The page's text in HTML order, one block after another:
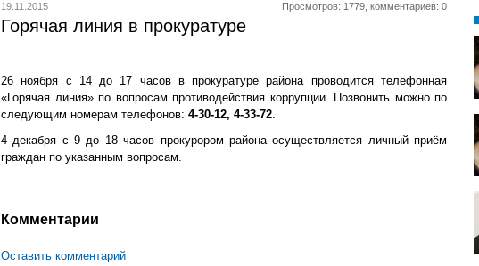
19.11.2015 Просмотров: 1779, комментариев: 0
Горячая линия в прокуратуре
26 ноября с 14 до 17 часов в прокуратуре района проводится телефонная
«Горячая линия» по вопросам противодействия коррупции. Позвонить можно по
следующим номерам телефонов: 4-30-12, 4-33-72.
4 декабря с 9 до 18 часов прокурором района осуществляется личный приём
граждан по указанным вопросам.
Комментарии
Оставить комментарий